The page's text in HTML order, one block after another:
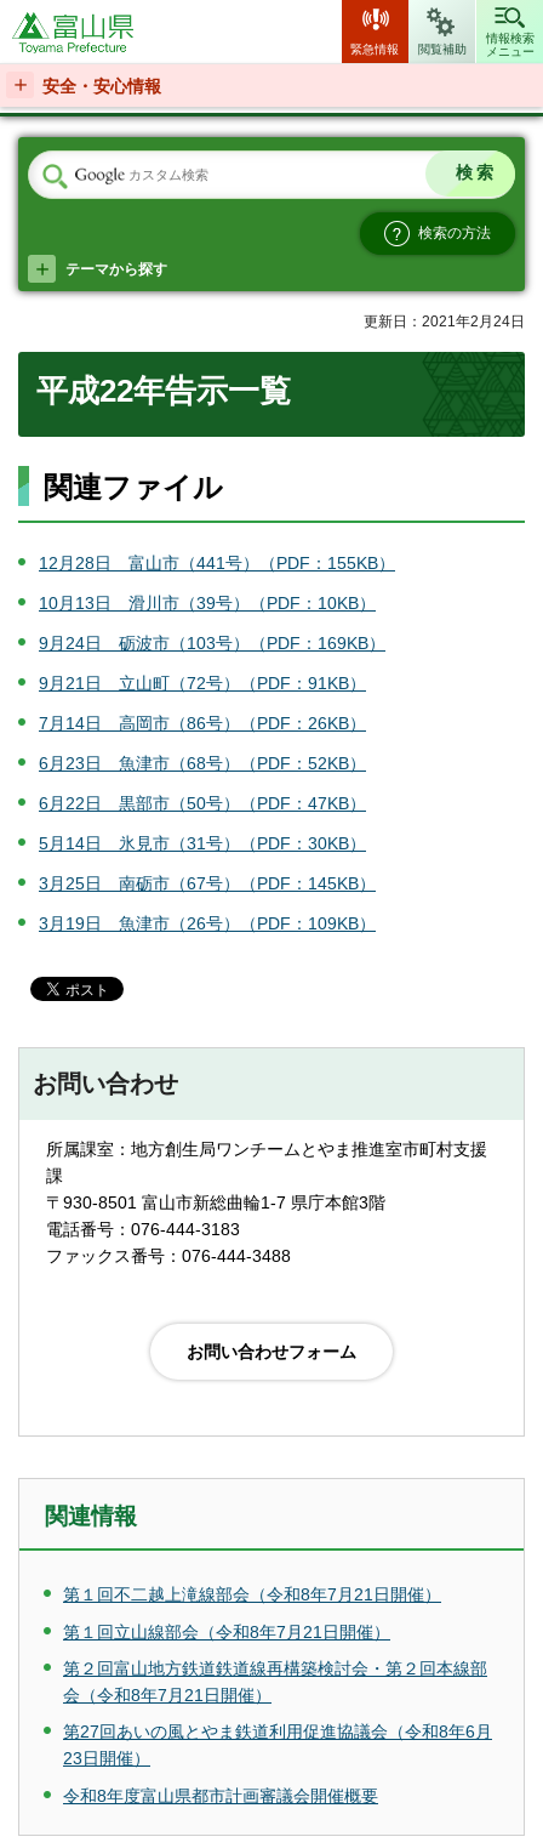
富山県
緊急情報 閲覧補助
情報検索
メニュー
安全・安心情報
検索の方法
テーマから探す
更新日：2021年2月24日
平成22年告示一覧
関連ファイル
12月28日 富山市（441号）（PDF：155KB）
10月13日 滑川市（39号）（PDF：10KB）
9月24日 砺波市（103号）（PDF：169KB）
9月21日 立山町（72号）（PDF：91KB）
7月14日 高岡市（86号）（PDF：26KB）
6月23日 魚津市（68号）（PDF：52KB）
6月22日 黒部市（50号）（PDF：47KB）
5月14日 氷見市（31号）（PDF：30KB）
3月25日 南砺市（67号）（PDF：145KB）
3月19日 魚津市（26号）（PDF：109KB）
お問い合わせ
所属課室：地方創生局ワンチームとやま推進室市町村支援
課
〒930-8501 富山市新総曲輪1-7 県庁本館3階
電話番号：076-444-3183
ファックス番号：076-444-3488
関連情報
第１回不二越上滝線部会（令和8年7月21日開催）
第１回立山線部会（令和8年7月21日開催）
第２回富山地方鉄道鉄道線再構築検討会・第２回本線部
会（令和8年7月21日開催）
第27回あいの風とやま鉄道利用促進協議会（令和8年6月
23日開催）
令和8年度富山県都市計画審議会開催概要